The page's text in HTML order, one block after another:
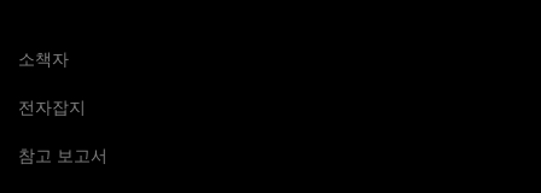
소책자
전자잡지
참고 보고서